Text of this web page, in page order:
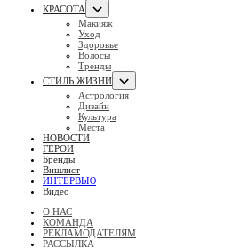
КРАСОТА
Макияж
Уход
Здоровье
Волосы
Тренды
СТИЛЬ ЖИЗНИ
Астрология
Дизайн
Культура
Места
НОВОСТИ
ГЕРОИ
Бренды
Вишлист
ИНТЕРВЬЮ
Видео
О НАС
КОМАНДА
РЕКЛАМОДАТЕЛЯМ
РАССЫЛКА